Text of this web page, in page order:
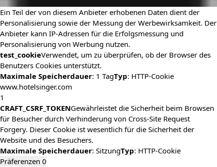
Ein Teil der von diesem Anbieter erhobenen Daten dient der
Personalisierung sowie der Messung der Werbewirksamkeit. Der
Anbieter kann IP-Adressen für die Erfolgsmessung und
Personalisierung von Werbung nutzen.
test_cookieVerwendet, um zu überprüfen, ob der Browser des
Benutzers Cookies unterstützt.
Maximale Speicherdauer: 1 TagTyp: HTTP-Cookie
www.hotelsinger.com
1
CRAFT_CSRF_TOKENGewährleistet die Sicherheit beim Browsen
für Besucher durch Verhinderung von Cross-Site Request
Forgery. Dieser Cookie ist wesentlich für die Sicherheit der
Website und des Besuchers.
Maximale Speicherdauer: SitzungTyp: HTTP-Cookie
Präferenzen 0